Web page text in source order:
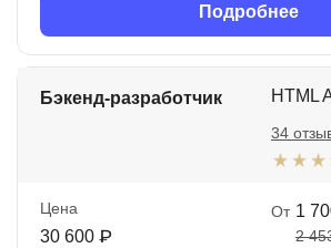
Подробнее
Бэкенд-разработчик HTML
34
Цена
30 600 ₽
От 1
2